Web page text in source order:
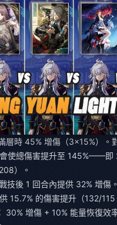
層時 45% 增傷（3×15%）。
使總傷害提升至 145%——即
）。
技後 1 回合內提供 32% 增傷
15.7% 的傷害提升（132/115
30% 增傷 + 10% 能量恢復效